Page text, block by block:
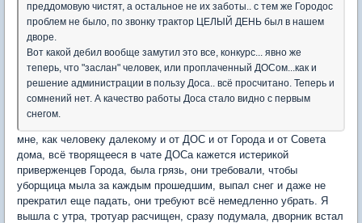
преддомовую чистят, а остальное не их заботы.. с тем же Городос
проблем не было, по звонку трактор ЦЕЛЫЙ ДЕНЬ был в нашем
дворе.
Вот какой дебил вообще замутил это все, конкурс... явно же
теперь, что "заслан" человек, или проплаченный ДОСом...как и
решение администрации в пользу Доса.. всё просчитано. Теперь и
сомнений нет. А качество работы Доса стало видно с первым
снегом.
мне, как человеку далекому и от ДОС и от Города и от Совета
дома, всё творящееся в чате ДОСа кажется истерикой
приверженцев Города, была грязь, они требовали, чтобы
уборщица мыла за каждым прошедшим, выпал снег и даже не
прекратил еще падать, они требуют всё немедленно убрать. Я
вышла с утра, тротуар расчищен, сразу подумала, дворник встал